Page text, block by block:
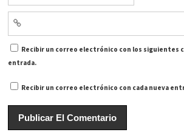
Recibir un correo electrónico con los siguientes
entrada.
Recibir un correo electrónico con cada nueva